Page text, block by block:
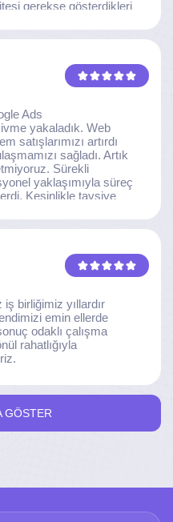
gerekse gösterdikleri
taviz vermeyen, her
Ads
yakaladık. Web
satışlarımızı artırdı
sağladı. Artık
Sürekli
yaklaşımıyla süreç
Kesinlikle tavsiye
iş birliğimiz yıllardır
emin ellerde
odaklı çalışma
rahatlığıyla
GÖSTER